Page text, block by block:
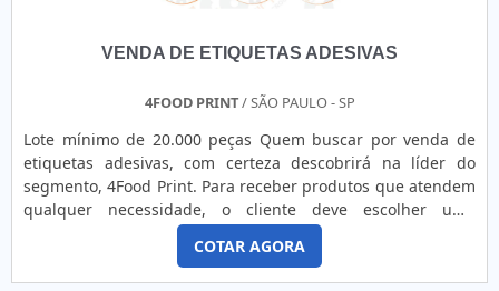
VENDA DE ETIQUETAS ADESIVAS
4FOOD PRINT/ SÃO PAULO - SP
Lote mínimo de 20.000 peças Quem buscar por venda de
etiquetas adesivas, com certeza descobrirá na líder do
segmento, 4Food Print. Para receber produtos que atendem
qualquer necessidade, o cliente deve escolher uma
organização que se destaque por um bom suporte pré-
venda e tenha ampla experiência no ramo.Quando a
temática é venda de etiquetas adesivas, com a melhor mão
COTAR AGORA